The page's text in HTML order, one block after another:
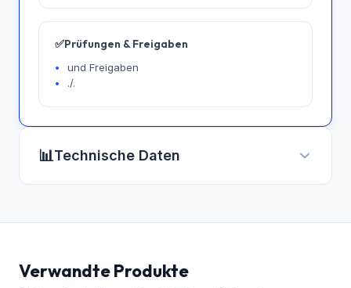
✅Prüfungen & Freigaben
und Freigaben
./.
📊Technische Daten
Verwandte Produkte